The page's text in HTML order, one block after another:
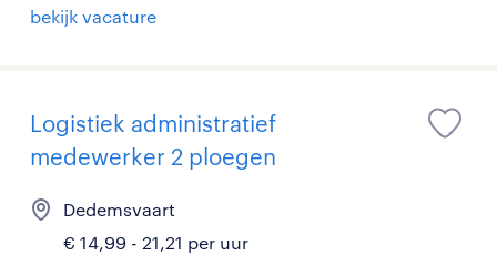
bekijk vacature
Logistiek administratief
medewerker 2 ploegen
Dedemsvaart
€ 14,99 - 21,21 per uur